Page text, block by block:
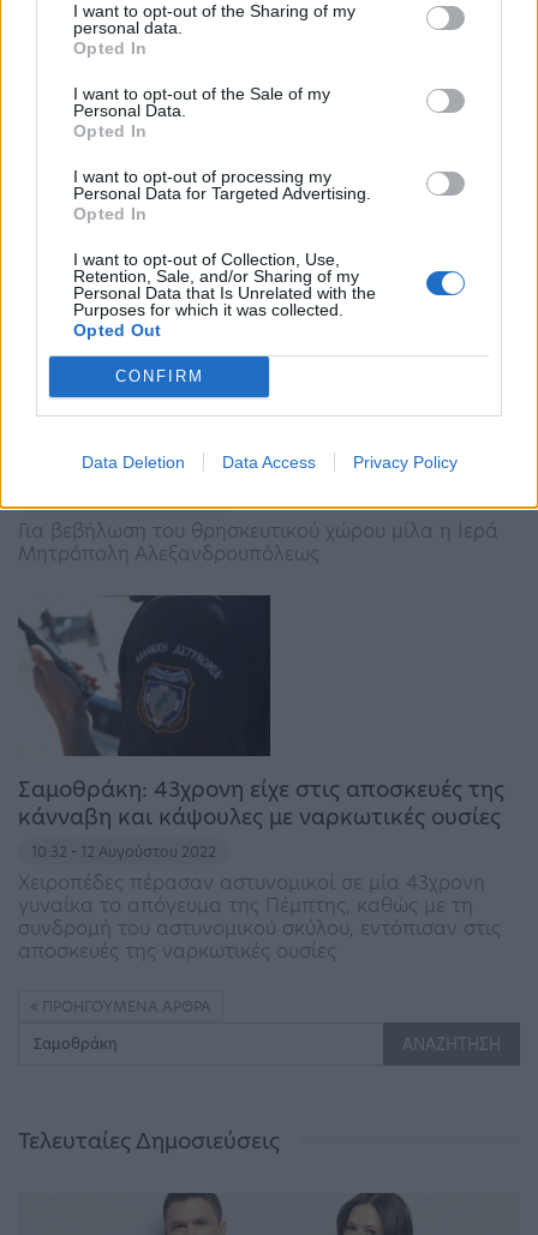
I want to opt-out of the Sharing of my
personal data.
Opted In
I want to opt-out of the Sale of my
Personal Data.
Opted In
I want to opt-out of processing my
Personal Data for Targeted Advertising.
Opted In
I want to opt-out of Collection, Use,
Retention, Sale, and/or Sharing of my
Personal Data that Is Unrelated with the
Purposes for which it was collected.
Opted Out
CONFIRM
Data Deletion Data Access Privacy Policy
Θανατηφόρο τροχαίο στη Σαμοθράκη:
Μηχανή παρέσυρε δυο πεζές, νεκρή η
συνεπιβάτιδα
10:43 - 29 Αυγούστου 2022
ατυχήματος διενεργεί το Τμήμα Τροχαίας
Σαμοθράκης.
Σαμοθράκης (Φωτό)
Για βεβήλωση του θρησκευτικού χώρου μίλα η Ιερά
Μητρόπολη Αλεξανδρουπόλεως
Σαμοθράκη: 43χρονη είχε στις αποσκευές της
κάνναβη και κάψουλες με ναρκωτικές ουσίες
10:32 - 12 Αυγούστου 2022
Χειροπέδες πέρασαν αστυνομικοί σε μία 43χρονη
γυναίκα το απόγευμα της Πέμπτης, καθώς με τη
συνδρομή του αστυνομικού σκύλου, εντόπισαν στις
αποσκευές της ναρκωτικές ουσίες
ΠΡΟΗΓΟΎΜΕΝΑ ΆΡΘΡΑ
Τελευταίες Δημοσιεύσεις